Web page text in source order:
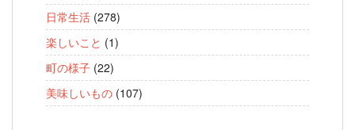
日常生活 (278)
楽しいこと (1)
町の様子 (22)
美味しいもの (107)